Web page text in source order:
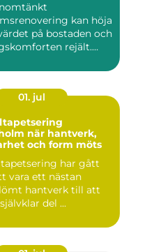
kan höja
på bostaden och
rejält.
01. jul
hantverk,
och form möts
har gått
vara ett nästan
hantverk till att
del ...